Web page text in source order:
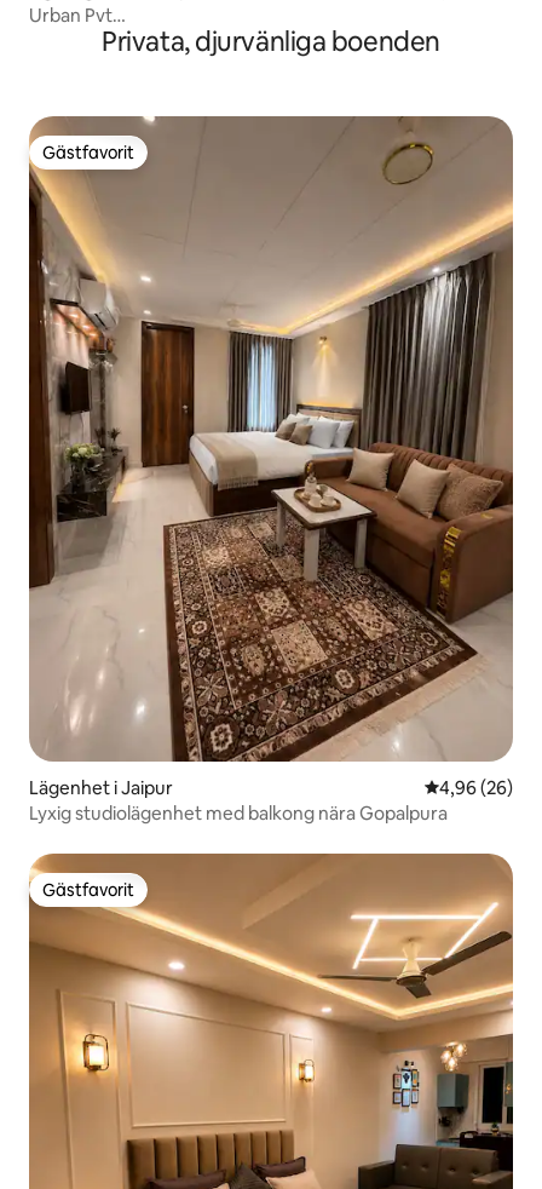
Urban Pvt
Studio@CityCentre+FortView+GYM+WiFi+Pool
Privata, djurvänliga boenden
Gästfavorit
Gästfavorit
Lägenhet i Jaipur 4,96 av 5 i
4,96 (26)
Lyxig studiolägenhet med balkong nära Gopalpura
Gästfavorit
Gästfavorit